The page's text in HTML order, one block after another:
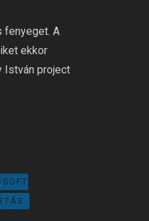
fenyeget. A
ekkor
István project